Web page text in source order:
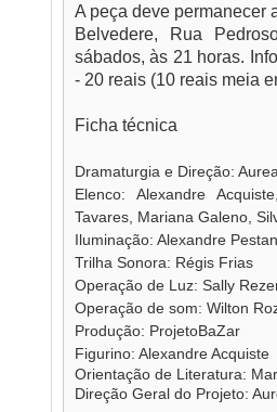
A peça deve permanecer
Belvedere, Rua
sábados, às 21 horas.
- 20 reais (10 reais meia
Ficha técnica
Dramaturgia e Direção:
Elenco: Alexandre
Tavares, Mariana Galeno,
Iluminação: Alexandre
Trilha Sonora: Régis Frias
Operação de Luz: Sally
Operação de som: Wilton
Produção: ProjetoBaZar
Figurino: Alexandre Acquiste
Orientação de Literatura:
Direção Geral do Projeto: